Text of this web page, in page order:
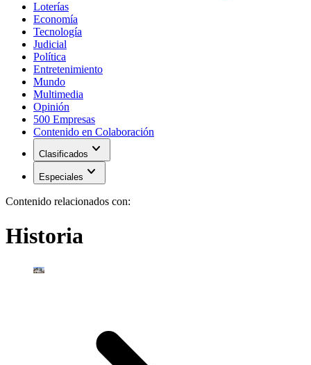
Loterías
Economía
Tecnología
Judicial
Política
Entretenimiento
Mundo
Multimedia
Opinión
500 Empresas
Contenido en Colaboración
Clasificados expand_more
Especiales expand_more
Contenido relacionados con:
Historia